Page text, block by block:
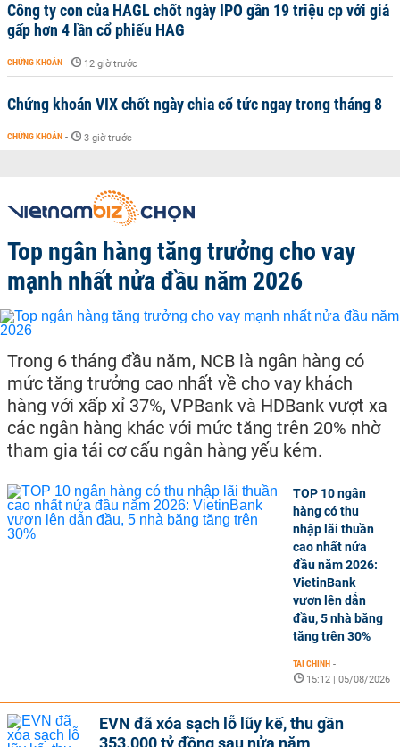
Công ty con của HAGL chốt ngày IPO gần 19 triệu cp với giá
gấp hơn 4 lần cổ phiếu HAG
CHỨNG KHOÁN - 12 giờ trước
Chứng khoán VIX chốt ngày chia cổ tức ngay trong tháng 8
CHỨNG KHOÁN - 3 giờ trước
Top ngân hàng tăng trưởng cho vay
mạnh nhất nửa đầu năm 2026
Trong 6 tháng đầu năm, NCB là ngân hàng có
mức tăng trưởng cao nhất về cho vay khách
hàng với xấp xỉ 37%, VPBank và HDBank vượt xa
các ngân hàng khác với mức tăng trên 20% nhờ
tham gia tái cơ cấu ngân hàng yếu kém.
TOP 10 ngân
hàng có thu
nhập lãi thuần
cao nhất nửa
đầu năm 2026:
VietinBank
vươn lên dẫn
đầu, 5 nhà băng
tăng trên 30%
TÀI CHÍNH -
15:12 | 05/08/2026
EVN đã xóa sạch lỗ lũy kế, thu gần
353.000 tỷ đồng sau nửa năm